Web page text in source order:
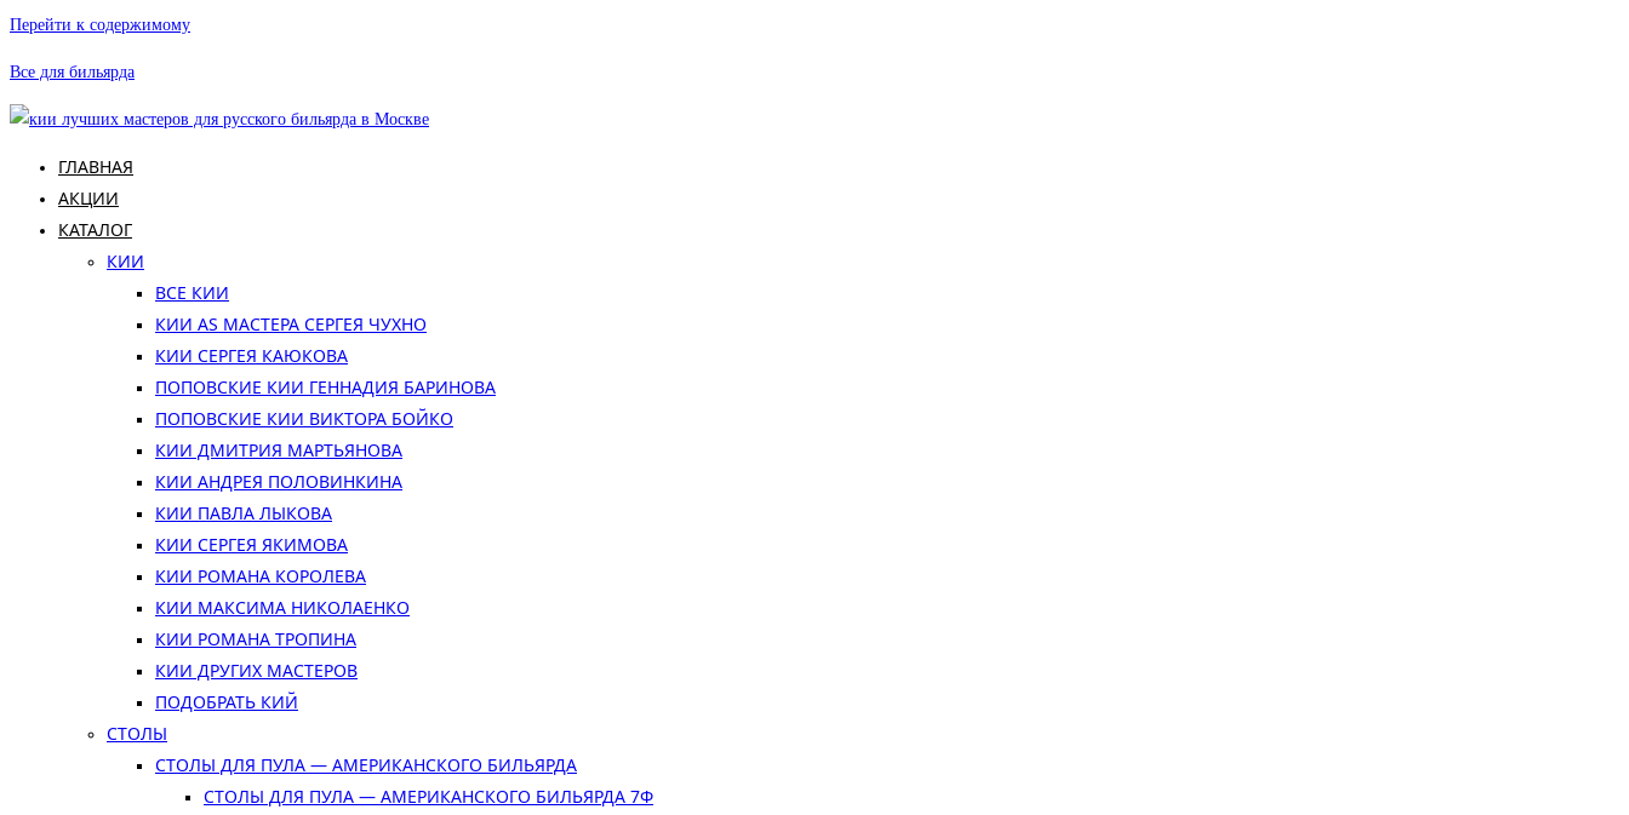
Перейти к содержимому
Все для бильярда
ГЛАВНАЯ
АКЦИИ
КАТАЛОГ
КИИ
ВСЕ КИИ
КИИ AS МАСТЕРА СЕРГЕЯ ЧУХНО
КИИ СЕРГЕЯ КАЮКОВА
ПОПОВСКИЕ КИИ ГЕННАДИЯ БАРИНОВА
ПОПОВСКИЕ КИИ ВИКТОРА БОЙКО
КИИ ДМИТРИЯ МАРТЬЯНОВА
КИИ АНДРЕЯ ПОЛОВИНКИНА
КИИ ПАВЛА ЛЫКОВА
КИИ СЕРГЕЯ ЯКИМОВА
КИИ РОМАНА КОРОЛЕВА
КИИ МАКСИМА НИКОЛАЕНКО
КИИ РОМАНА ТРОПИНА
КИИ ДРУГИХ МАСТЕРОВ
ПОДОБРАТЬ КИЙ
СТОЛЫ
СТОЛЫ ДЛЯ ПУЛА — АМЕРИКАНСКОГО БИЛЬЯРДА
СТОЛЫ ДЛЯ ПУЛА — АМЕРИКАНСКОГО БИЛЬЯРДА 7Ф